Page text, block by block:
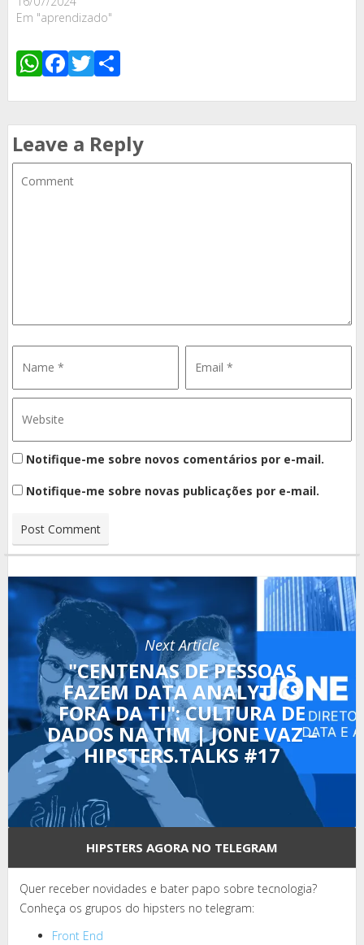
Em "aprendizado"
WhatsApp
Facebook
Twitter
Leave a Reply
Notifique-me sobre novos comentários por e-mail.
Notifique-me sobre novas publicações por e-mail.
Next Article
"CENTENAS DE PESSOAS
FAZEM DATA ANALYTICS
FORA DA TI": CULTURA DE
DADOS NA TIM | JONE VAZ –
HIPSTERS.TALKS #17
HIPSTERS AGORA NO TELEGRAM
Quer receber novidades e bater papo sobre tecnologia?
Conheça os grupos do hipsters no telegram:
Front End